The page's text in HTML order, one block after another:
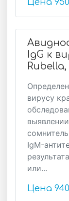
Цена
IgG к
вирусу
IgM-
или...
Цена